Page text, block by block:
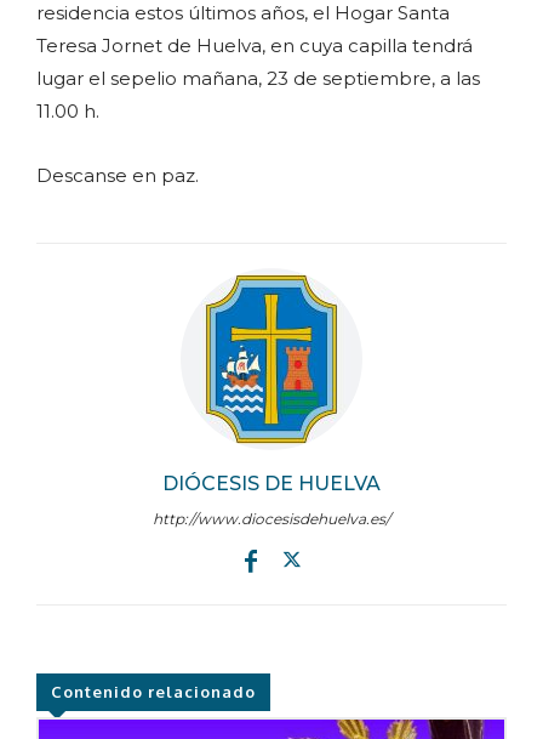
DIÓCESIS DE HUELVA
http://www.diocesisdehuelva.es/
residencia estos últimos años, el Hogar Santa
Teresa Jornet de Huelva, en cuya capilla tendrá
lugar el sepelio mañana, 23 de septiembre, a las
11.00 h.
Descanse en paz.
Contenido relacionado